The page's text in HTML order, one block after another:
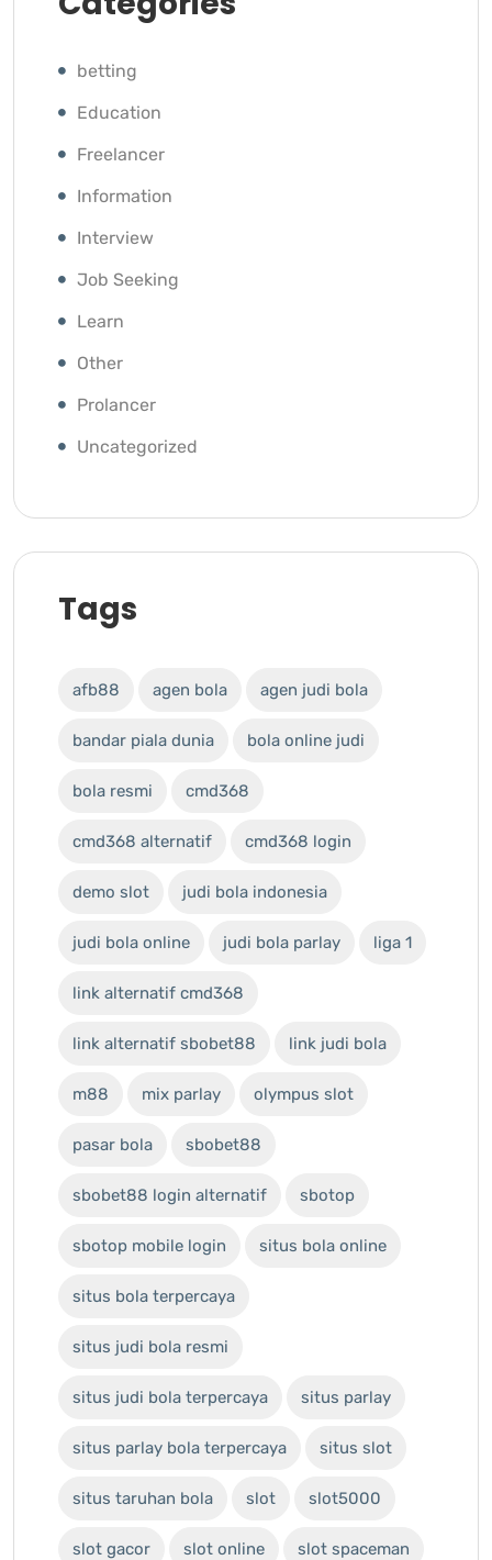
betting
Education
Freelancer
Information
Interview
Job Seeking
Learn
Other
Prolancer
Uncategorized
Tags
afb88 agen bola agen judi bola
bandar piala dunia bola online judi
bola resmi cmd368
cmd368 alternatif cmd368 login
demo slot judi bola indonesia
judi bola online judi bola parlay liga 1
link alternatif cmd368
link alternatif sbobet88 link judi bola
m88 mix parlay olympus slot
pasar bola sbobet88
sbobet88 login alternatif sbotop
sbotop mobile login situs bola online
situs bola terpercaya
situs judi bola resmi
situs judi bola terpercaya situs parlay
situs parlay bola terpercaya situs slot
situs taruhan bola slot slot5000
slot gacor slot online slot spaceman